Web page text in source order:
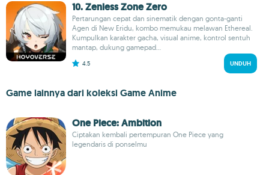
10. Zenless Zone Zero
Pertarungan cepat dan sinematik dengan gonta-ganti
Agen di New Eridu, kombo memukau melawan Ethereal.
Kumpulkan karakter gacha, visual anime, kontrol sentuh
mantap, dukung gamepad...
4.5 UNDUH
Game lainnya dari koleksi Game Anime
One Piece: Ambition
Ciptakan kembali pertempuran One Piece yang
legendaris di ponselmu